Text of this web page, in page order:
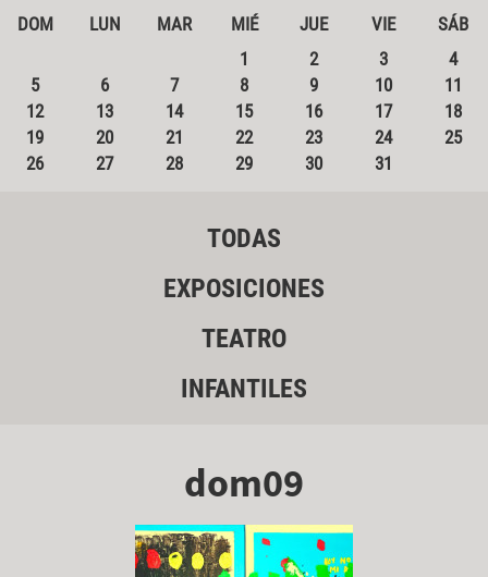
DOM LUN MAR MIÉ JUE VIE
SÁB
1
2 3
4
5
6 7 8 9 10
11
12
13 14 15 16 17
18
19
20 21 22 23 24
25
26
27 28 29 30 31
TODAS
EXPOSICIONES
TEATRO
INFANTILES
dom09